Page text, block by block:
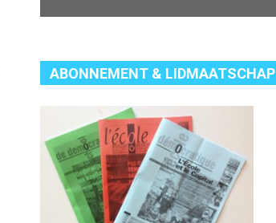
ABONNEMENT & LIDMAATSCHAP